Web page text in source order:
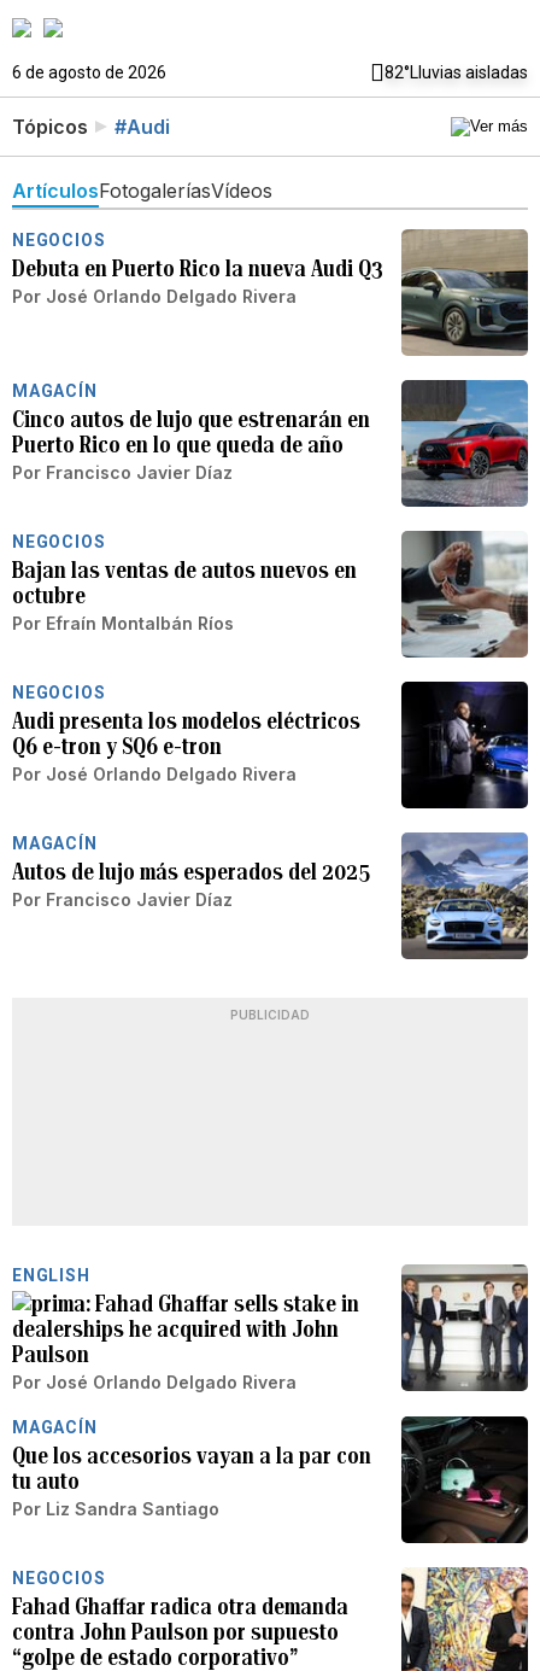
6 de agosto de 2026 82°Lluvias aisladas
Tópicos #Audi
ArtículosFotogaleríasVídeos
NEGOCIOS
Debuta en Puerto Rico la nueva Audi Q3
Por José Orlando Delgado Rivera
MAGACÍN
Cinco autos de lujo que estrenarán en
Puerto Rico en lo que queda de año
Por Francisco Javier Díaz
NEGOCIOS
Bajan las ventas de autos nuevos en
octubre
Por Efraín Montalbán Ríos
NEGOCIOS
Audi presenta los modelos eléctricos
Q6 e-tron y SQ6 e-tron
Por José Orlando Delgado Rivera
MAGACÍN
Autos de lujo más esperados del 2025
Por Francisco Javier Díaz
PUBLICIDAD
ENGLISH
Fahad Ghaffar sells stake in
dealerships he acquired with John
Paulson
Por José Orlando Delgado Rivera
MAGACÍN
Que los accesorios vayan a la par con
tu auto
Por Liz Sandra Santiago
NEGOCIOS
Fahad Ghaffar radica otra demanda
contra John Paulson por supuesto
“golpe de estado corporativo”